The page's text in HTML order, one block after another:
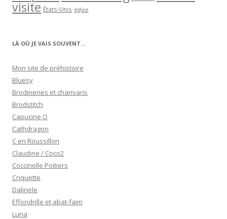
visite États-Unis église
LÀ OÙ JE VAIS SOUVENT…
Mon site de préhistoire
Bluesy
Brodineries et charivaris
Brodstitch
Capucine O
Cathdragon
C en Roussillon
Claudine / Coco2
Coccinelle Poitiers
Criquette
Dalinele
Effondrille et abat-faim
Luna